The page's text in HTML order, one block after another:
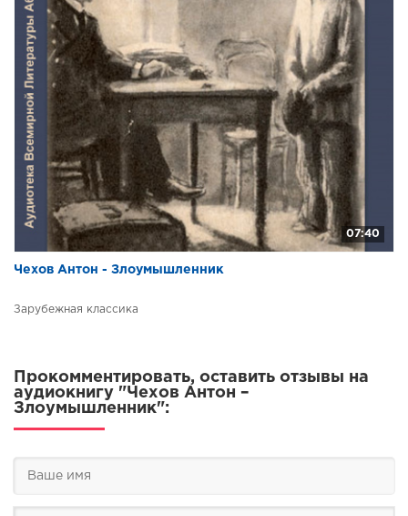
07:40
Чехов Антон - Злоумышленник
Зарубежная классика
Прокомментировать, оставить отзывы на
аудиокнигу "Чехов Антон –
Злоумышленник":